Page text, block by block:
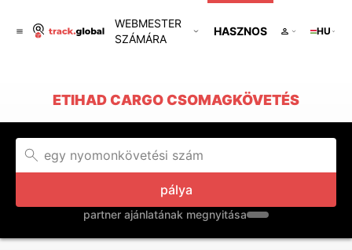
WEBMESTER
SZÁMÁRA
HASZNOS HU
ETIHAD CARGO CSOMAGKÖVETÉS
pálya
partner ajánlatának megnyitása